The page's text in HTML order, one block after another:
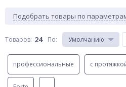
Подобрать товары по
Товаров: 24 По: Умолчанию
профессиональные с